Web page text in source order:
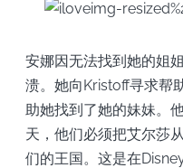
安娜因无法找到她的姐
溃。她向Kristoff寻求帮
助她找到了她的妹妹。
天，他们必须把艾尔莎
们的王国。这是在